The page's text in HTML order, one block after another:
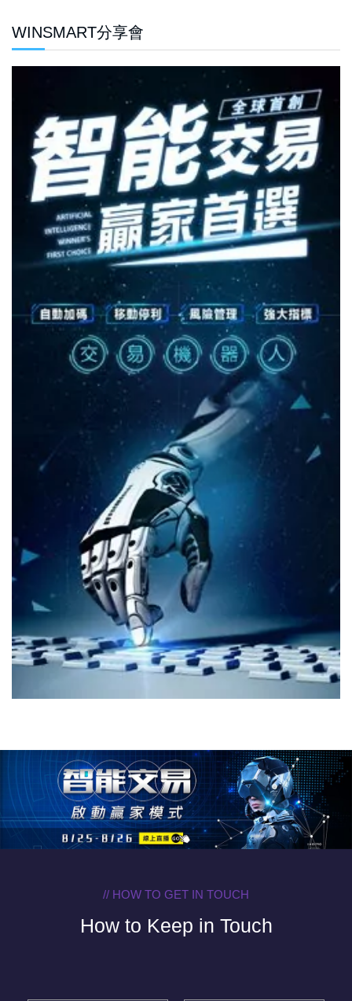
WINSMART分享會
// HOW TO GET IN TOUCH
How to Keep in Touch